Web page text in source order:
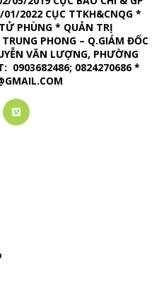
01/2022 CỤC TTKH&CNQG *
PHÙNG * QUẢN TRỊ
PHONG – Q.GIÁM ĐỐC
VĂN LƯỢNG, PHƯỜNG
0903682486; 0824270686*